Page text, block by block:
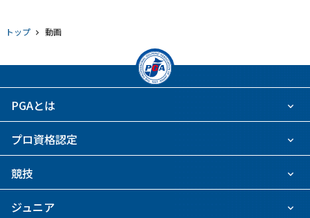
トップ 動画
PGAとは
プロ資格認定
競技
ジュニア